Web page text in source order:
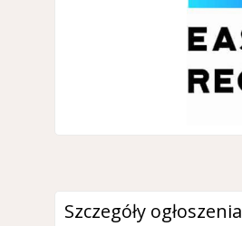
Szczegóły ogłoszenia